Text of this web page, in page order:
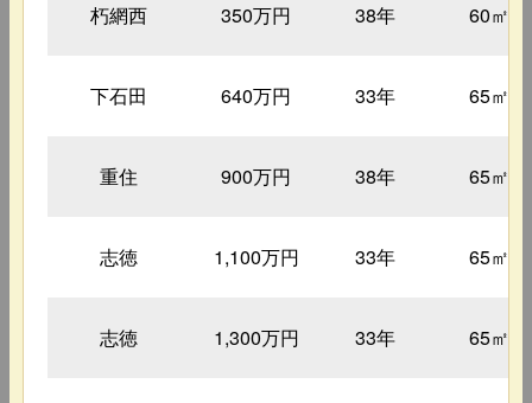
朽網西 350万円 38年 60㎡
下石田 640万円 33年 65㎡
重住 900万円 38年 65㎡
志徳 1,100万円 33年 65㎡
志徳 1,300万円 33年 65㎡